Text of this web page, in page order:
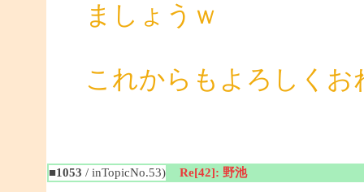
ましょうｗ
これからもよろしく
■1053 / inTopicNo.53) Re[42]: 野池